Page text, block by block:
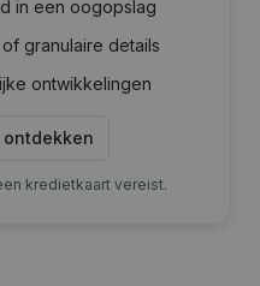
in een oogopslag
granulaire details
ontwikkelingen
ontdekken
kredietkaart vereist.